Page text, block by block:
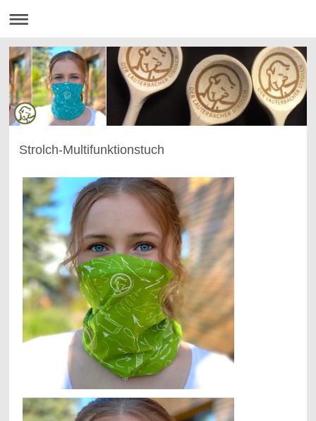
Strolch-Multifunktionstuch